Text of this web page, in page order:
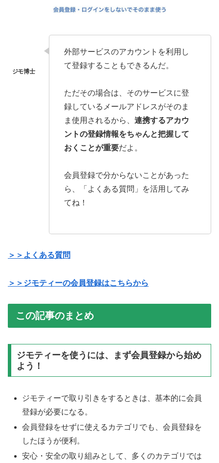
外部サービスのアカウントを利用し
て登録することもできるんだ。
ただその場合は、そのサービスに登
録しているメールアドレスがそのま
ま使用されるから、 連携するアカウ
ントの登録情報をちゃんと把握して
おくことが重要だよ。
会員登録で分からないことがあった
ら、「よくある質問」を活用してみ
てね！
＞＞よくある質問
＞＞ジモティーの会員登録はこちらから
この記事のまとめ
ジモティーを使うには、まず会員登録から始め
よう！
ジモティーで取り引きをするときは、基本的に会員
登録が必要になる。
会員登録をせずに使えるカテゴリでも、会員登録を
したほうが便利。
安心・安全の取り組みとして、多くのカテゴリでは